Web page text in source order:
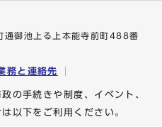
御池上る上本能寺前町488番
務と連絡先
の手続きや制度、イベント、
以下をご利用ください。